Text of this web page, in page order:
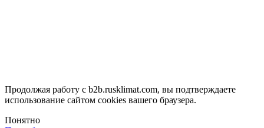
Продолжая работу с b2b.rusklimat.com, вы подтверждаете
использование сайтом cookies вашего браузера.
Понятно